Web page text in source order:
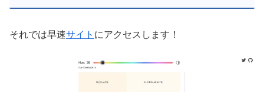
それでは早速サイト にアクセスします！